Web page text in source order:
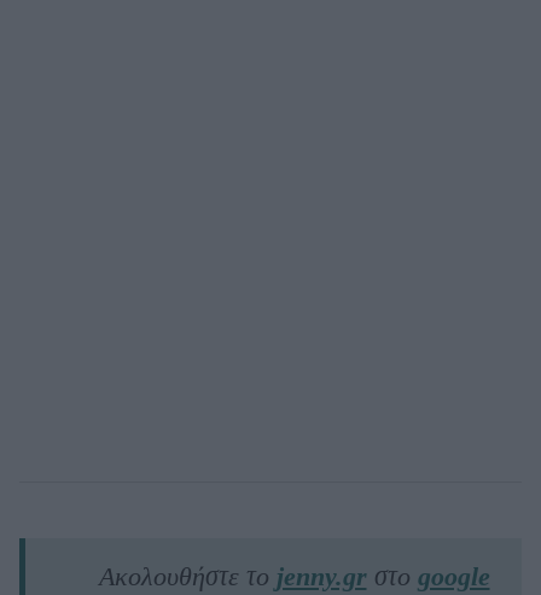
Ακολουθήστε το jenny.grστο google